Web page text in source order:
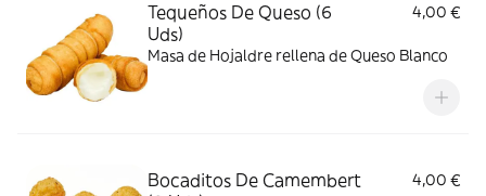
Tequeños De Queso (6
Uds)
4,00 €
Masa de Hojaldre rellena de Queso Blanco
Bocaditos De Camembert
4,00 €